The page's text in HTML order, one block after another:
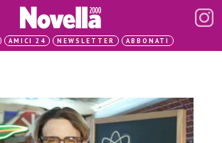
AMICI 24 NEWSLETTER ABBONATI